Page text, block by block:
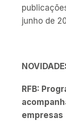
junho de
RFB:
empresas